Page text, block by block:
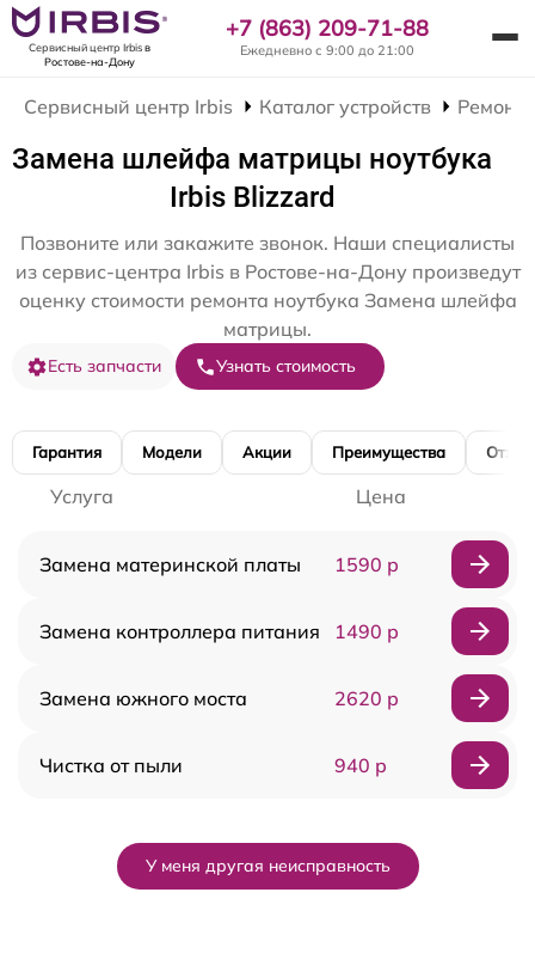
Сервисный центр Irbisв
Ростове-на-Дону
+7 (863) 209-71-88
Ежедневно с 9:00 до 21:00
Сервисный центр Irbis Каталог устройств Ремонт
Замена шлейфа матрицы ноутбука
Irbis Blizzard
Позвоните или закажите звонок. Наши специалисты
из сервис-центра Irbis в Ростове-на-Дону произведут
оценку стоимости ремонта ноутбука Замена шлейфа
матрицы.
Есть запчасти Узнать стоимость
Гарантия Модели Акции Преимущества
Услуга Цена
Замена материнской платы 1590 р
Замена контроллера питания 1490 р
Замена южного моста 2620 р
Чистка от пыли 940 р
У меня другая неисправность